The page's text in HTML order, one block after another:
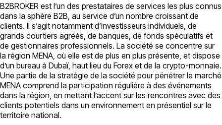
B2BROKER est l’un des prestataires de services les plus connus
dans la sphère B2B, au service d’un nombre croissant de
clients. Il s’agit notamment d’investisseurs individuels, de
grands courtiers agréés, de banques, de fonds spéculatifs et
de gestionnaires professionnels. La société se concentre sur
la région MENA, où elle est de plus en plus présente, et dispose
d’un bureau à Dubaï, haut lieu du Forex et de la crypto-monnaie.
Une partie de la stratégie de la société pour pénétrer le marché
MENA comprend la participation régulière à des événements
dans la région, en mettant l’accent sur les rencontres avec des
clients potentiels dans un environnement en présentiel sur le
territoire national.